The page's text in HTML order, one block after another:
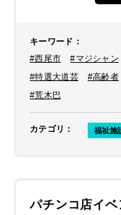
キーワード ：
#西尾市
#マジシャン
#特選大道芸
#高齢者
#荒木巴
カテゴリ ： 福祉施
パチンコ店イ